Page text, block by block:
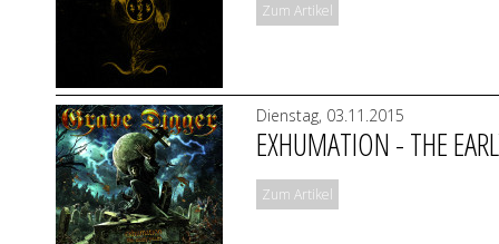
Zum Artikel
Dienstag, 03.11.2015
EXHUMATION - THE
Zum Artikel